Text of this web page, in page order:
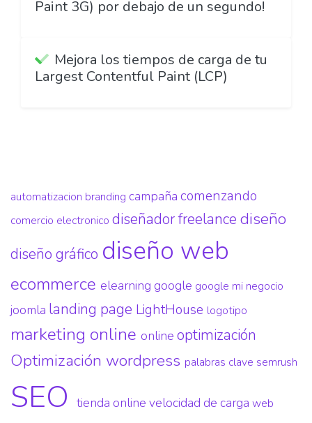
Paint 3G) por debajo de un segundo!
Mejora los tiempos de carga de tu
Largest Contentful Paint (LCP)
automatizacion branding campaña comenzando
comercio electronico diseñador freelance diseño
diseño gráfico diseño web
ecommerce elearning google google mi negocio
joomla landing page LightHouse logotipo
marketing online online optimización
Optimización wordpress palabras clave semrush
SEO tienda online velocidad de carga web